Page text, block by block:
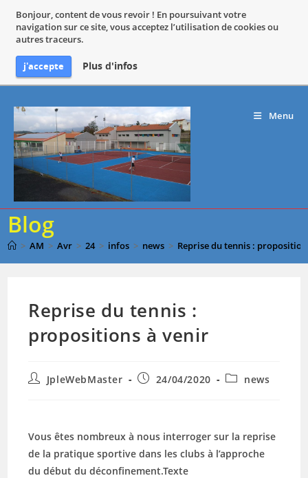
Bonjour, content de vous revoir ! En poursuivant votre
navigation sur ce site, vous acceptez l’utilisation de cookies ou
autres traceurs.
j'accepte Plus d'infos
content
Menu
Blog
> AM > Avr > 24 > infos > news > Reprise du tennis :
Reprise du tennis :
propositions à venir
Auteur/autrice
JpleWebMaster
Publication
24/04/2020
Postnews
Vous êtes nombreux à nous interroger sur la reprise
de la pratique sportive dans les clubs à l’approche
du début du déconfinement.Texte